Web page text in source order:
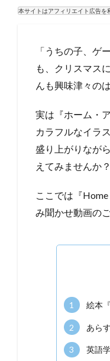
本サイトはアフィリエイト広告を
「うちの子、ゲ
も、クリスマス
んも興味津々の
実は『ホーム・
カラフルなイラ
盛り上がりなが
えてみませんか？
ここでは『
み聞かせ動画の
1 絵本
2 あら
3 英語